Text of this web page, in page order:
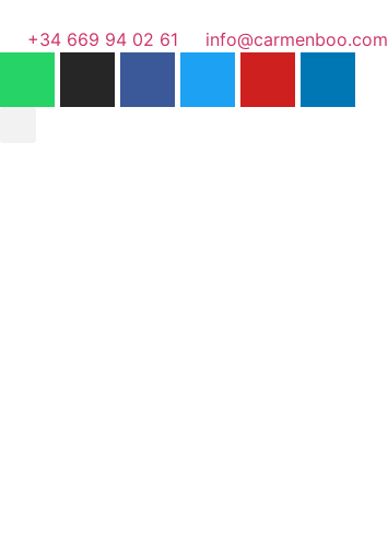
+34 669 94 02 61 info@carmenboo.com